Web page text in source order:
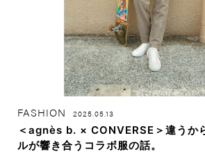
FASHION 2025.05.13
＜agnès b. × CONVERSE＞違うか
ルが響き合うコラボ服の話。